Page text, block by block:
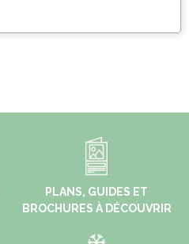
PLANS, GUIDES ET
BROCHURES À DÉCOUVRIR